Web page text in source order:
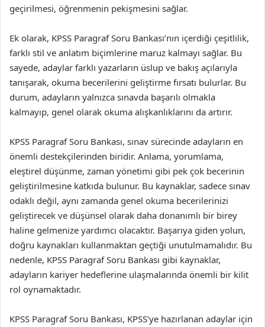
geçirilmesi, öğrenmenin pekişmesini sağlar.
Ek olarak, KPSS Paragraf Soru Bankası’nın içerdiği çeşitlilik,
farklı stil ve anlatım biçimlerine maruz kalmayı sağlar. Bu
sayede, adaylar farklı yazarların üslup ve bakış açılarıyla
tanışarak, okuma becerilerini geliştirme fırsatı bulurlar. Bu
durum, adayların yalnızca sınavda başarılı olmakla
kalmayıp, genel olarak okuma alışkanlıklarını da artırır.
KPSS Paragraf Soru Bankası, sınav sürecinde adayların en
önemli destekçilerinden biridir. Anlama, yorumlama,
eleştirel düşünme, zaman yönetimi gibi pek çok becerinin
geliştirilmesine katkıda bulunur. Bu kaynaklar, sadece sınav
odaklı değil, aynı zamanda genel okuma becerilerinizi
geliştirecek ve düşünsel olarak daha donanımlı bir birey
haline gelmenize yardımcı olacaktır. Başarıya giden yolun,
doğru kaynakları kullanmaktan geçtiği unutulmamalıdır. Bu
nedenle, KPSS Paragraf Soru Bankası gibi kaynaklar,
adayların kariyer hedeflerine ulaşmalarında önemli bir kilit
rol oynamaktadır.
KPSS Paragraf Soru Bankası, KPSS’ye hazırlanan adaylar için